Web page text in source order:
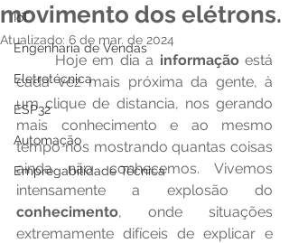
IoT
Engenharia de Vendas
Eletrotécnica
ESP32
Automação
Empregabilidade Técnica
movimento dos elétrons.
Atualizado: 6 de mar. de 2024
	Hoje em dia a
informação está
cada vez mais próxima da gente, à
um clique de distancia, nos gerando
mais conhecimento e ao mesmo
tempo nos mostrando quantas coisas
ainda não conhecemos. Vivemos
conhecimento, onde situações
extremamente difíceis de explicar e